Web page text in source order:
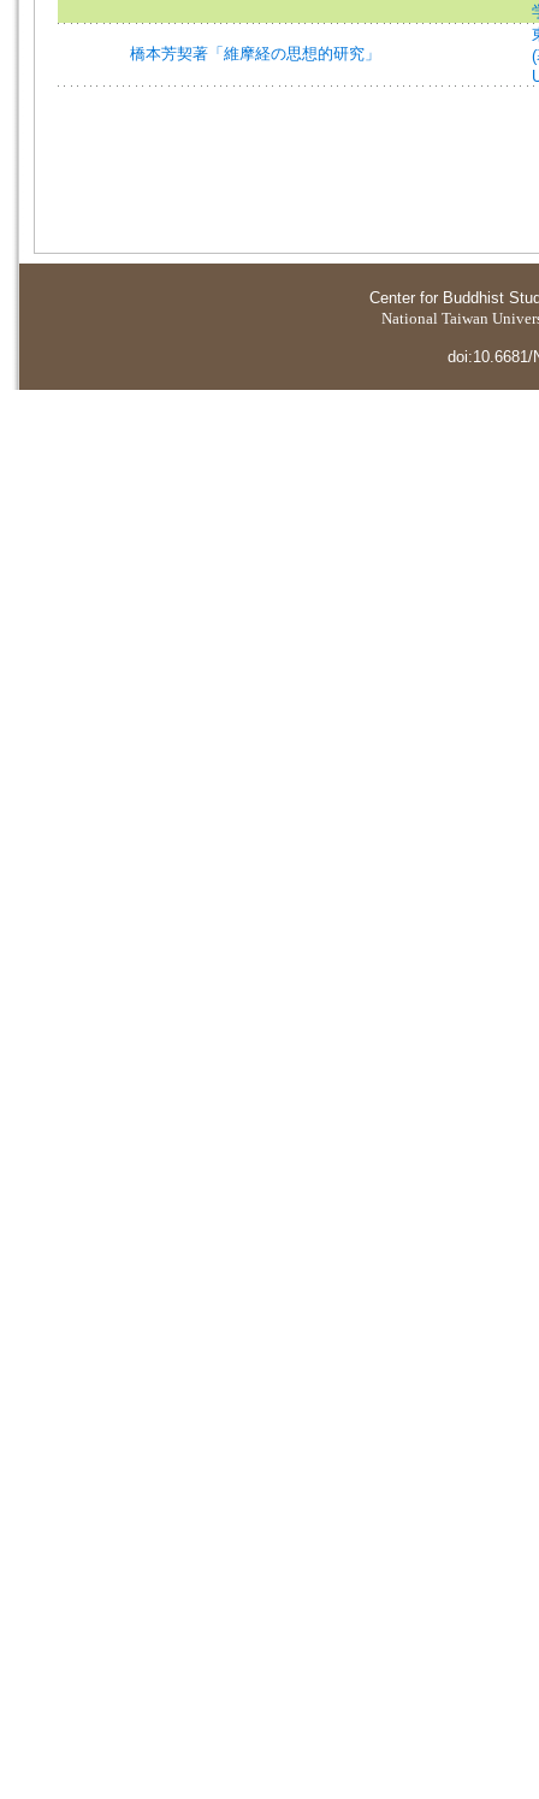
橋本芳契著「維摩経の思想的研究」
Center for Buddhist
National Taiwan
doi:10.6681/